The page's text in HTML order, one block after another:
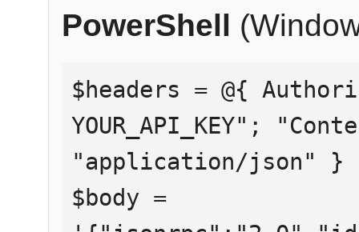
PowerShell
$headers = @{
YOUR_API_KEY";
"application/json" }
$body =